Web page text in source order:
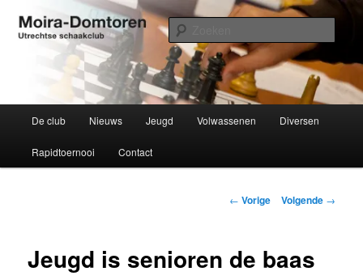
naar
Moira-Domtoren
Utrechtse schaakclub opgericht 1934
De club Nieuws Jeugd Volwassenen Diversen
Rapidtoernooi Contact
Bericht
← Vorige Volgende →
Jeugd is senioren de baas